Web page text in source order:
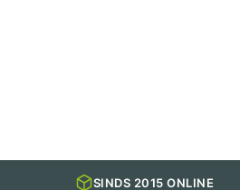
SINDS 2015 ONLINE